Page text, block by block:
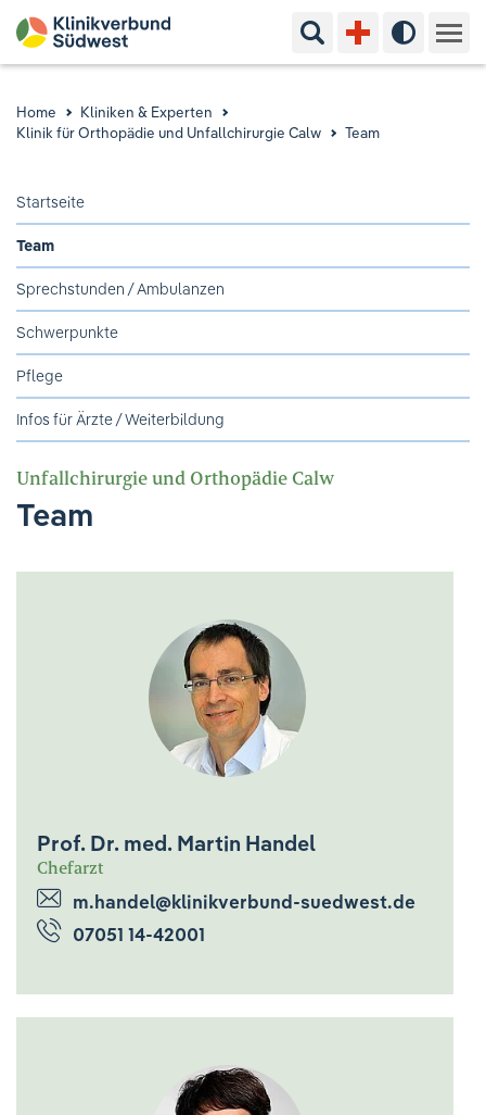
Suchbegriff eingeben
Hoher
Pflege & Beratung
Ausbildung & Studium
Jobs & Karriere
Der Klinikverbund Südwest
Ihre Meinung ist uns wichtig!
Home
Kliniken & Experten
Klinik für Orthopädie und Unfallchirurgie Calw
Team
Startseite
Team
Sprechstunden / Ambulanzen
Schwerpunkte
Pflege
Infos für Ärzte / Weiterbildung
Unfallchirurgie und Orthopädie Calw
Team
Prof. Dr. med. Martin Handel
Chefarzt
m.handel@klinikverbund-suedwest.de
07051 14-42001